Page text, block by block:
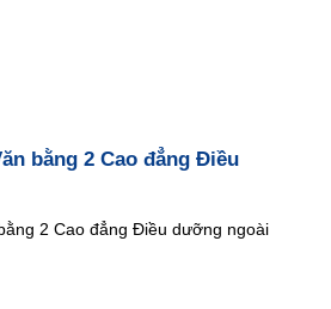
bằng 2 Cao đẳng Điều
2 Cao đẳng Điều dưỡng ngoài